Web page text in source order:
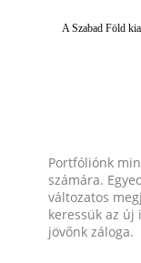
A Szabad Föld
Portfóliónk
számára.
változatos
keressük az új
jövőnk záloga.